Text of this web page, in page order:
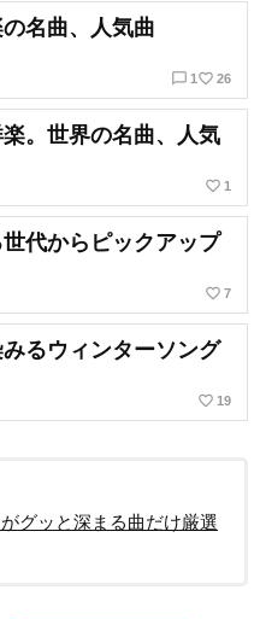
名曲、人気曲
chat_bubble_outline 1 favorite_border 26
。世界の名曲、人気
favorite_border 1
代からピックアップ
favorite_border 7
るウィンターソング
favorite_border 19
グッと深まる曲だけ厳選